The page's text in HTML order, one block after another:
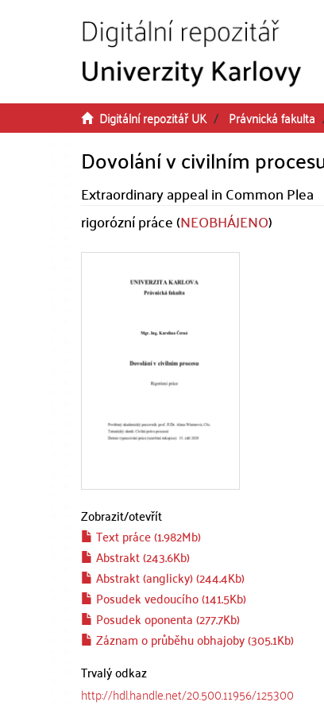
Digitální repozitář UK Právnická fakulta
Dovolání v civilním
Extraordinary appeal in Common Plea
rigorózní práce (NEOBHÁJENO)
Zobrazit/otevřít
Text práce (1.982Mb)
Abstrakt (243.6Kb)
Abstrakt (anglicky) (244.4Kb)
Posudek vedoucího (141.5Kb)
Posudek oponenta (277.7Kb)
Záznam o průběhu obhajoby (305.1Kb)
Trvalý odkaz
http://hdl.handle.net/20.500.11956/125300